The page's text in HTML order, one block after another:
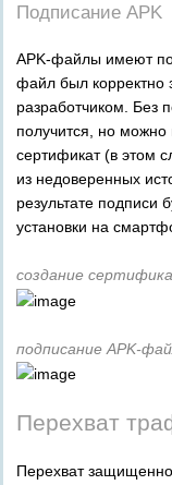
Подписание APK
APK-файлы имеют
файл был корректно
разработчиком. Без
получится, но можно
сертификат (в этом
из недоверенных
результате подписи
установки на
создание
подписание APK-
Перехват
Перехват